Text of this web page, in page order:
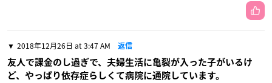
2018年12月26日 at 3:47 AM 返信
友人で課金のし過ぎで、夫婦生活に亀裂が入った子がいるけ
ど、やっぱり依存症らしくて病院に通院しています。